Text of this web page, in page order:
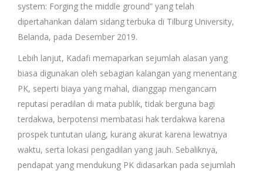
system: Forging the middle ground” yang telah
dipertahankan dalam sidang terbuka di Tilburg University,
Belanda, pada Desember 2019.
Lebih lanjut, Kadafi memaparkan sejumlah alasan yang
biasa digunakan oleh sebagian kalangan yang menentang
PK, seperti biaya yang mahal, dianggap mengancam
reputasi peradilan di mata publik, tidak berguna bagi
terdakwa, berpotensi membatasi hak terdakwa karena
prospek tuntutan ulang, kurang akurat karena lewatnya
waktu, serta lokasi pengadilan yang jauh. Sebaliknya,
pendapat yang mendukung PK didasarkan pada sejumlah